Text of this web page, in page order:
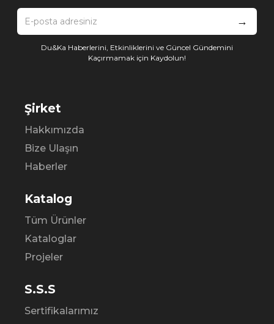
→
Du&Ka Haberlerini, Etkinliklerini ve Güncel Gündemini
Kaçırmamak için Kaydolun!
Şirket
Hakkımızda
Bize Ulaşın
Haberler
Katalog
Tüm Ürünler
Kataloglar
Projeler
S.S.S
Sertifikalarımız